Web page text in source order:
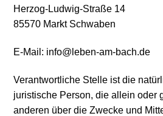
Herzog-Ludwig-Straße 14
85570 Markt Schwaben
E-Mail: info@leben-am-bach.de
Verantwortliche Stelle ist die
juristische Person, die allein oder
anderen über die Zwecke und